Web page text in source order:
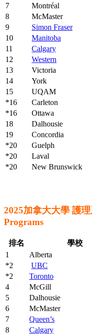
7
Montréal
8
McMaster
9
Simon Fraser
10
Manitoba
11
Calgary
12
Western
13
Victoria
14
York
15
UQAM
*16
Carleton
*16
Ottawa
18
Dalhousie
19
Concordia
*20
Guelph
*20
Laval
*20
New Brunswick
2025加拿大大學 護
Programs
排名 學校
1
Alberta
*2
UBC
*2
Toronto
4
McGill
5
Dalhousie
6
McMaster
7
Queen’s
8
Calgary